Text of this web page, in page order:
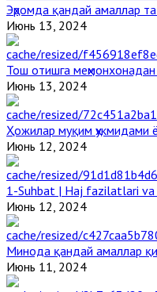
Эҳромда қандай амаллар
Июнь 13, 2024
Тош отишга
Июнь 13, 2024
Ҳожилар муқим ҳукмидами
Июнь 12, 2024
1-Suhbat | Haj fazilatlari va
Июнь 12, 2024
Минода қандай амаллар
Июнь 11, 2024